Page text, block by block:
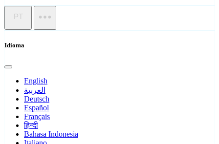
PT
Idioma
English
العربية
Deutsch
Español
Français
हिन्दी
Bahasa Indonesia